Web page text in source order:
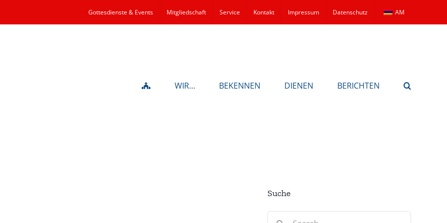
Gottesdienste & Events Mitgliedschaft Service Kontakt Impressum Datenschutz AM
WIR… BEKENNEN DIENEN BERICHTEN
Suche
Search